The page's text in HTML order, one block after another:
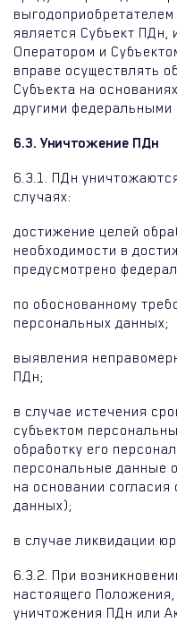
является Субъект
Оператором и
вправе осуществлять
Субъекта на
другими федеральными
6.3. Уничтожение ПДн
6.3.1. ПДн
случаях:
достижение целей
необходимости в
предусмотрено
по обоснованному
персональных данных;
выявления
ПДн;
в случае истечения
субъектом
обработку его
персональные данные
на основании
данных);
в случае ликвидации
6.3.2. При
настоящего
уничтожения ПДн или